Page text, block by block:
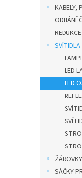
KABELY,
SVÍTIDLA
LED
LED
SÁČKY